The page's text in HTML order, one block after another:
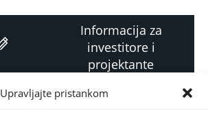
Upravljajte pristankom
Informacija za
investitore i
projektante